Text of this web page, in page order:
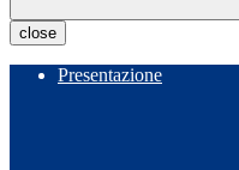
close
Presentazione